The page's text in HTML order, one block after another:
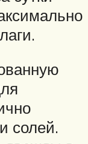
солей.